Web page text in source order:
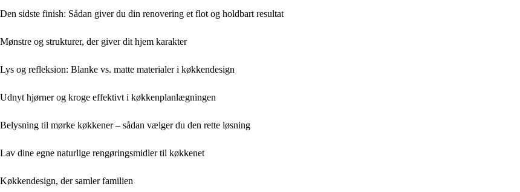
Den sidste finish: Sådan giver du din renovering et flot og holdbart resultat
Mønstre og strukturer, der giver dit hjem karakter
Lys og refleksion: Blanke vs. matte materialer i køkkendesign
Udnyt hjørner og kroge effektivt i køkkenplanlægningen
Belysning til mørke køkkener – sådan vælger du den rette løsning
Lav dine egne naturlige rengøringsmidler til køkkenet
Køkkendesign, der samler familien